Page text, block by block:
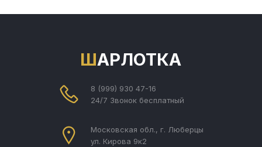
ШАРЛОТКА
8 (999) 930 47-16
24/7 Звонок бесплатный
Московская обл., г. Люберцы
ул. Кирова 9к2